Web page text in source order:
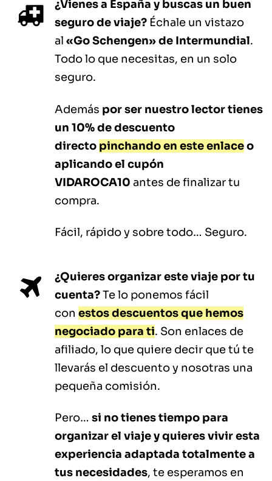
¿Vienes a España y buscas un buen
seguro de viaje? Échale un vistazo
al «Go Schengen» de Intermundial.
Todo lo que necesitas, en un solo
seguro.
Además por ser nuestro lector tienes
un 10% de descuento
directo pinchando en este enlaceo
aplicando el cupón
VIDAROCA10 antes de finalizar tu
compra.
Fácil, rápido y sobre todo… Seguro.
¿Quieres organizar este viaje por tu
cuenta?Te lo ponemos fácil
con estos descuentos que hemos
negociado para ti. Son enlaces de
afiliado, lo que quiere decir que tú te
llevarás el descuento y nosotras una
pequeña comisión.
Pero… si no tienes tiempo para
organizar el viaje y quieres vivir esta
experiencia adaptada totalmente a
tus necesidades, te esperamos en